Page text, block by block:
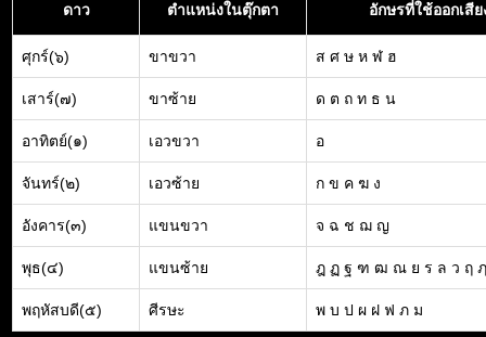
ดาว ตำแหน่งในตุ๊กตา อักษรที่ใช้ออกเสีย
ศุกร์(๖) ขาขวา ส ศ ษ ห ฬ ฮ
เสาร์(๗) ขาซ้าย ด ต ถ ท ธ น
อาทิตย์(๑) เอวขวา อ
จันทร์(๒) เอวซ้าย ก ข ค ฆ ง
อังคาร(๓) แขนขวา จ ฉ ช ฌ ญ
พุธ(๔) แขนซ้าย ฎ ฏ ฐ ฑ ฒ ณ ย ร ล ว ฤ ฦ
พฤหัสบดี(๕) ศีรษะ พ บ ป ผ ฝ ฟ ภ ม